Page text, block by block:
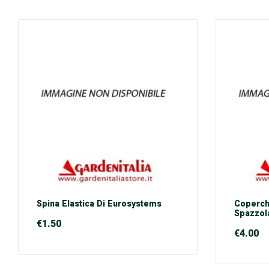
Spina Elastica Di Eurosystems
€1.50
€4.00